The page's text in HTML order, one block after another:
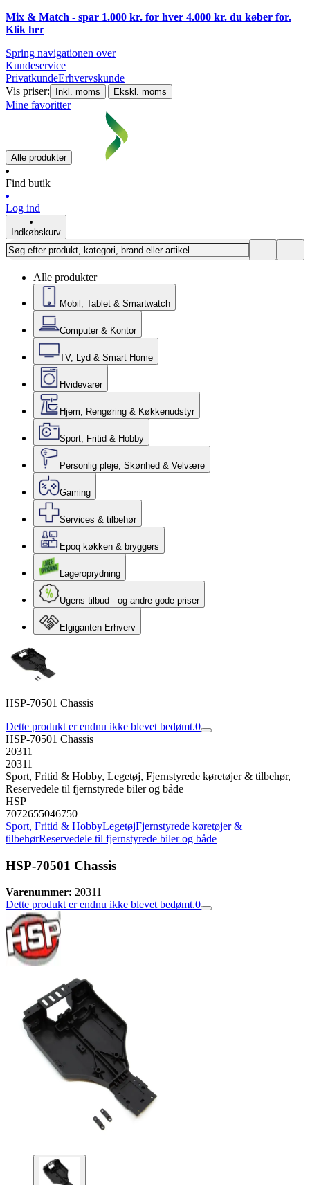
Mix & Match - spar 1.000 kr. for hver 4.000 kr. du køber for.
Klik her
Spring navigationen over
Kundeservice
PrivatkundeErhvervskunde
Vis priser:
Inkl. moms | Ekskl. moms
Mine favoritter
Alle produkter
Find butik
Log ind
Indkøbskurv
Alle produkter
Mobil, Tablet & Smartwatch
Computer & Kontor
TV, Lyd & Smart Home
Hvidevarer
Hjem, Rengøring & Køkkenudstyr
Sport, Fritid & Hobby
Personlig pleje, Skønhed & Velvære
Gaming
Services & tilbehør
Epoq køkken & bryggers
Lageroprydning
Ugens tilbud - og andre gode priser
Elgiganten Erhverv
HSP-70501 Chassis
Dette produkt er endnu ikke blevet bedømt.0
HSP-70501 Chassis
20311
20311
Sport, Fritid & Hobby, Legetøj, Fjernstyrede køretøjer & tilbehør,
Reservedele til fjernstyrede biler og både
HSP
7072655046750
Sport, Fritid & HobbyLegetøjFjernstyrede køretøjer &
tilbehørReservedele til fjernstyrede biler og både
HSP-70501 Chassis
Varenummer: 20311
Dette produkt er endnu ikke blevet bedømt.0